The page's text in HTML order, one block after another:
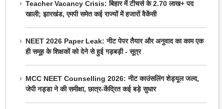
Teacher Vacancy Crisis: बिहार में टीचर्स के 2.70 लाख+ पद
खाली; झारखंड, एमपी समेत कई राज्यों में हजारों वैकेंसी
NEET 2026 Paper Leak: नीट पेपर तैयार और अनुवाद का काम एक
ही समूह के शिक्षकों को देने से हुई गड़बड़ी - सूत्र
MCC NEET Counselling 2026: नीट काउंसलिंग शेड्यूल जल्द,
जेपी नड्डा ने की समीक्षा, छात्र-केंद्रित कई बड़े सुधार